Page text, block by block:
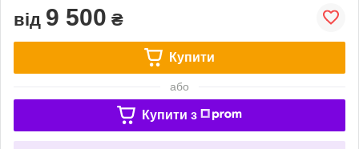
від 9 500 ₴
Купити
або
Купити з